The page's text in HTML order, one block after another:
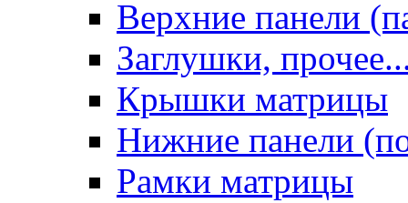
Верхние панели
Заглушки,
Крышки матрицы
Нижние панели
Рамки матрицы